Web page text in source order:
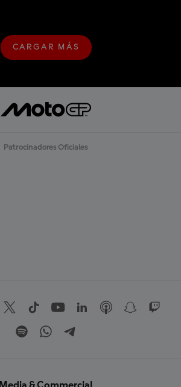
C
A
R
M
CARGAR MÁS
Patrocinadores Oficiales